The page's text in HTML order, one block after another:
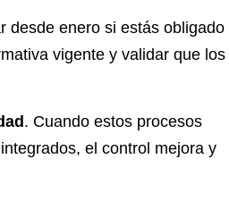
desde enero si estás obligado
vigente y validar que los
. Cuando estos procesos
el control mejora y